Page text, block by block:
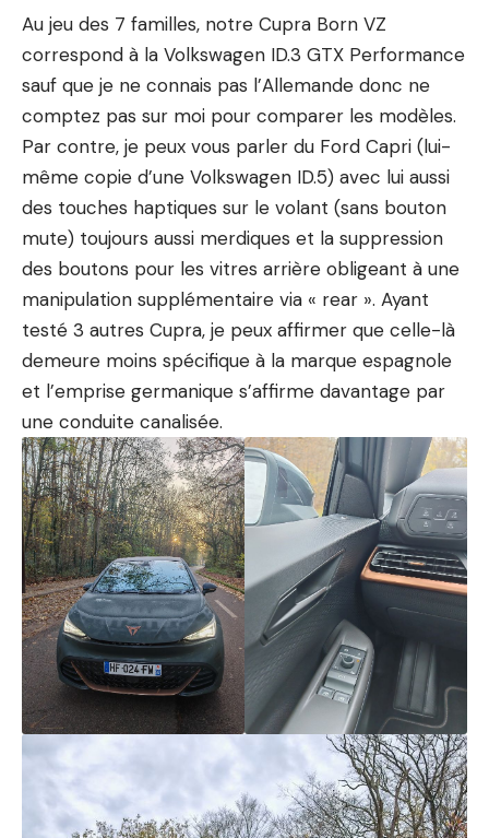
Au jeu des 7 familles, notre Cupra Born VZ
correspond à la Volkswagen ID.3 GTX Performance
sauf que je ne connais pas l’Allemande donc ne
comptez pas sur moi pour comparer les modèles.
Par contre, je peux vous parler du Ford Capri (lui-
même copie d’une Volkswagen ID.5) avec lui aussi
des touches haptiques sur le volant (sans bouton
mute) toujours aussi merdiques et la suppression
des boutons pour les vitres arrière obligeant à une
manipulation supplémentaire via « rear ». Ayant
testé 3 autres Cupra, je peux affirmer que celle-là
demeure moins spécifique à la marque espagnole
et l’emprise germanique s’affirme davantage par
une conduite canalisée.